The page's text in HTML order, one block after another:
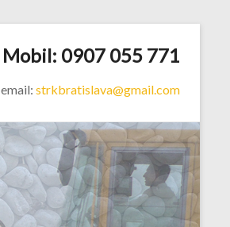
Mobil: 0907 055 771
email: strkbratislava@gmail.com